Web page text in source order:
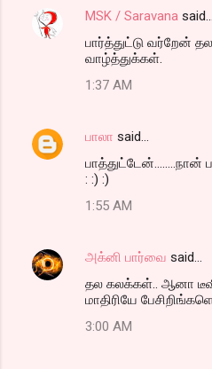
MSK / Saravana said…
பார்த்துட்டு வர்றேன் தல.
வாழ்த்துக்கள்.
1:37 AM
பாலா said…
பாத்துட்டேன்........நான்
: :) :)
1:55 AM
அக்னி பார்வை said…
தல கலக்கள்.. ஆனா
மாதிரியே
3:00 AM